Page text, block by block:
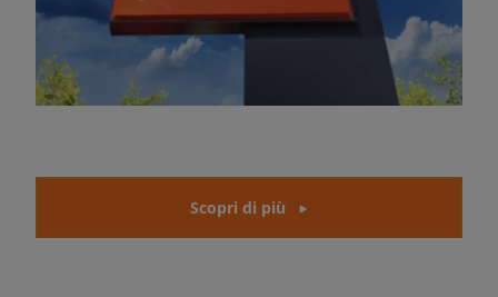
Scopri di più